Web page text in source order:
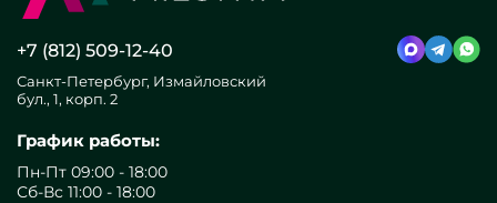
+7 (812) 509-12-40
Санкт-Петербург, Измайловский
бул., 1, корп. 2
График работы:
Пн-Пт 09:00 - 18:00
Сб-Вс 11:00 - 18:00